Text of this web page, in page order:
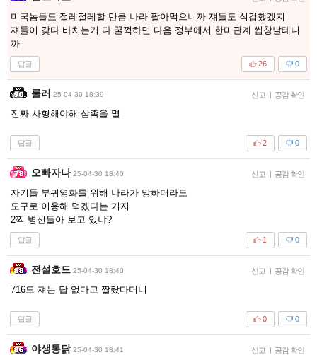
미국놈들도 절레절레할 만큼 나라 팔아먹으니까 쟤들도 식겁했겠지
쟤들이 갖다 바치는거 다 꿀꺽하면 다음 정부에서 한미관계 씹창날테니
까
답글 0
26
룰러 25-04-30 18:39 신고 | 공감 확인
진짜 사형해야해 삼족을 멸
답글 0
2
오빠자나 25-04-30 18:40 신고 | 공감 확인
자기들 부귀영화를 위해 나라가 망하더라도
도구로 이용해 먹겠다는 거지
2찍 병신들아 보고 있냐?
답글 0
1
전설호드 25-04-30 18:40 신고 | 공감 확인
716도 쟤는 답 없다고 짤랐다더니
답글 0
0
야생통닭 25-04-30 18:41 신고 | 공감 확인